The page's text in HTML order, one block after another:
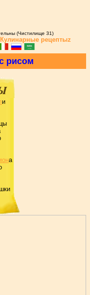
(Чистилище 31)
Кулинарные рецептыz
pисом
и
а